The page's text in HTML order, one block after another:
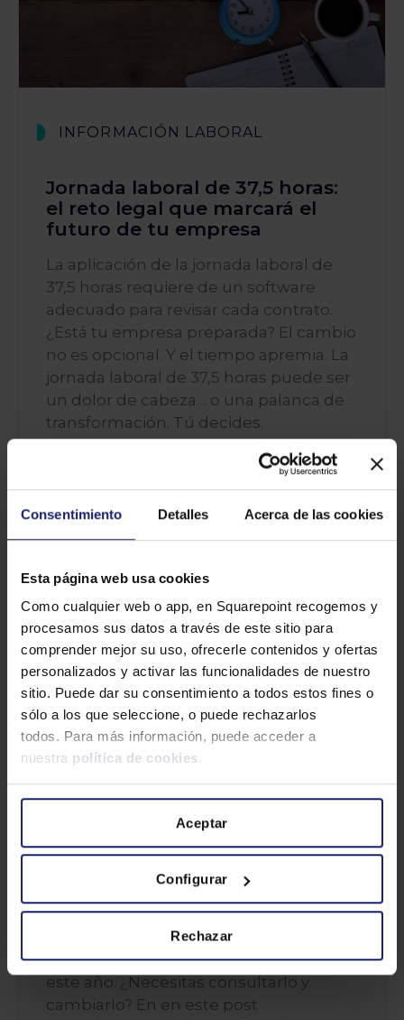
Consentimiento Detalles Acerca de las cookies
Esta página web usa cookies
Como cualquier web o app, en Squarepoint recogemos y
procesamos sus datos a través de este sitio para
comprender mejor su uso, ofrecerle contenidos y ofertas
personalizados y activar las funcionalidades de nuestro
sitio. Puede dar su consentimiento a todos estos fines o
sólo a los que seleccione, o puede rechazarlos
todos. Para más información, puede acceder a
nuestra política de cookies .
Aceptar
Configurar
Rechazar
INFORMACIÓN LABORAL
Jornada laboral de 37,5 horas:
el reto legal que marcará el
futuro de tu empresa
La aplicación de la jornada laboral de
37,5 horas requiere de un software
adecuado para revisar cada contrato.
¿Está tu empresa preparada? El cambio
no es opcional. Y el tiempo apremia. La
jornada laboral de 37,5 horas puede ser
un dolor de cabeza… o una palanca de
transformación. Tú decides.
INFORMACIÓN LABORAL
Nuevos CNAE 2025: todo sobre
los nuevos códigos de
actividad económica
La actualización de la Clasificación
Nacional de Actividades Económicas es
una de las principales novedades
normativas que afectan a las empresas
este año. ¿Necesitas consultarlo y
cambiarlo? En en este post